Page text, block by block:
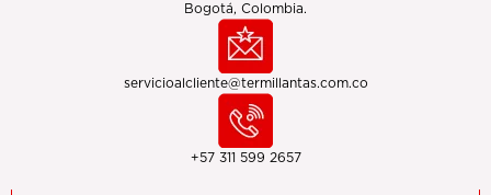
Bogotá, Colombia.
servicioalcliente@termillantas.com.co
+57 311 599 2657